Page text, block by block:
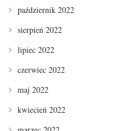
październik 2022
sierpień 2022
lipiec 2022
czerwiec 2022
maj 2022
kwiecień 2022